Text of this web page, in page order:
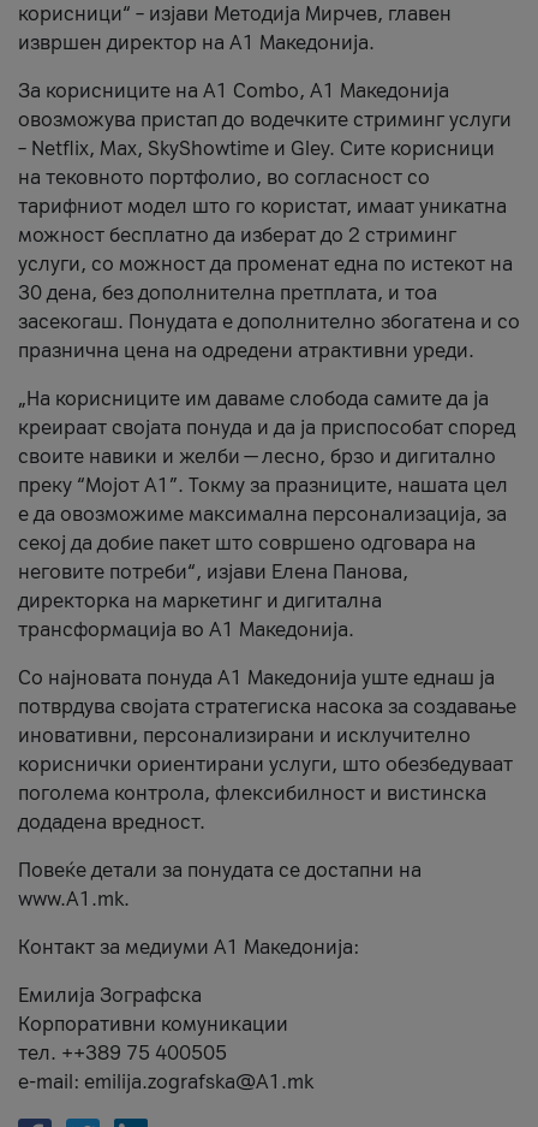
корисници“ – изјави Методија Мирчев, главен
извршен директор на А1 Македонија.
За корисниците на A1 Combo, А1 Македонија
овозможува пристап до водечките стриминг услуги
– Netflix, Max, SkyShowtime и Gley. Сите корисници
на тековното портфолио, во согласност со
тарифниот модел што го користат, имаат уникатна
можност бесплатно да изберат до 2 стриминг
услуги, со можност да променат една по истекот на
30 дена, без дополнителна претплата, и тоа
засекогаш. Понудата е дополнително збогатена и со
празнична цена на одредени атрактивни уреди.
„На корисниците им даваме слобода самите да ја
креираат својата понуда и да ја приспособат според
своите навики и желби — лесно, брзо и дигитално
преку “Мојот А1”. Токму за празниците, нашата цел
е да овозможиме максимална персонализација, за
секој да добие пакет што совршено одговара на
неговите потреби“, изјави Елена Панова,
директорка на маркетинг и дигитална
трансформација во А1 Македонија.
Со најновата понуда А1 Македонија уште еднаш ја
потврдува својата стратегиска насока за создавање
иновативни, персонализирани и исклучително
кориснички ориентирани услуги, што обезбедуваат
поголема контрола, флексибилност и вистинска
додадена вредност.
Повеќе детали за понудата се достапни на
www.А1.mk.
Контакт за медиуми А1 Македонија:
Емилија Зографска
Корпоративни комуникации
тел. ++389 75 400505
e-mail: emilija.zografska@A1.mk